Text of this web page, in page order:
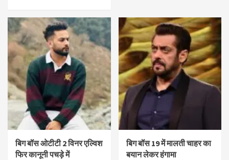
बिग बॉस ओटीटी 2 विनर एल्विश
फिर कानूनी पचड़े में
बिग बॉस 19 में मालती चाहर का
बयान लेकर हंगामा